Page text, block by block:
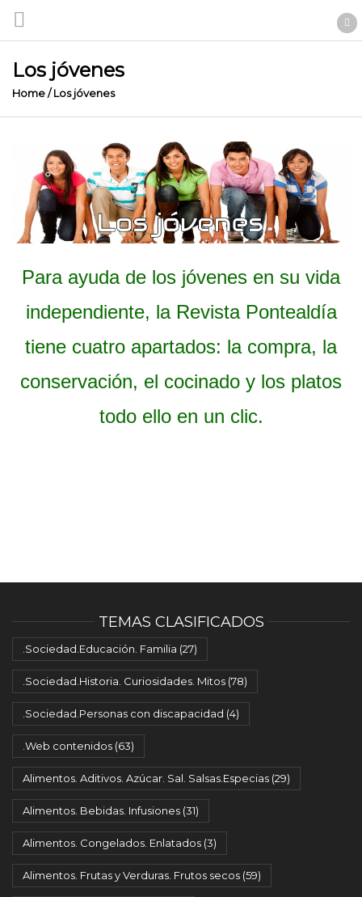
Los jóvenes
Home/ Los jóvenes
Para ayuda de los jóvenes en su vida
independiente, la Revista Pontealdía
tiene cuatro apartados: la compra, la
conservación, el cocinado y los platos
todo ello en un clic.
TEMAS CLASIFICADOS
.Sociedad.Educación. Familia (27)
.Sociedad.Historia. Curiosidades. Mitos (78)
.Sociedad.Personas con discapacidad (4)
.Web contenidos (63)
Alimentos. Aditivos. Azúcar. Sal. Salsas.Especias (29)
Alimentos. Bebidas. Infusiones (31)
Alimentos. Congelados. Enlatados (3)
Alimentos. Frutas y Verduras. Frutos secos (59)